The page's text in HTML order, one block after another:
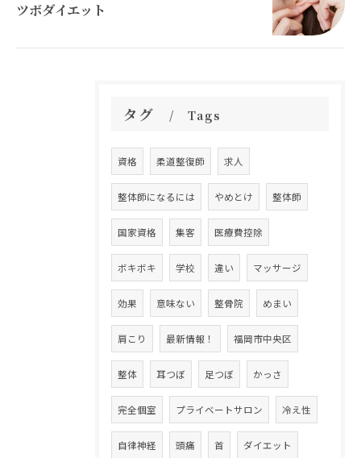
ツボダイエット
タグ Tags
資格 柔道整復師 求人
整体師になるには やめとけ 整体師
国家資格 集客 医療費控除
ボキボキ 学校 違い マッサージ
効果 意味ない 整骨院 めまい
肩こり 最新情報！ 福岡市中央区
整体 耳つぼ 足つぼ かっさ
完全個室 プライベートサロン 冷え性
自律神経 頭痛 首 ダイエット